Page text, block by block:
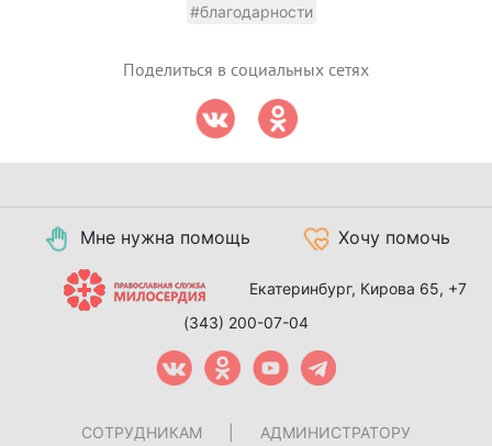
#благодарности
Поделиться в социальных сетях
Мне нужна помощь Хочу помочь
Екатеринбург, Кирова 65, +7
(343) 200-07-04
СОТРУДНИКАМ АДМИНИСТРАТОРУ